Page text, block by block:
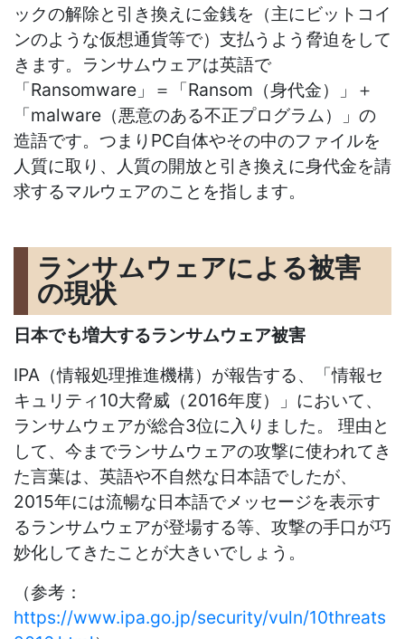
ックの解除と引き換えに金銭を（主にビットコイ
ンのような仮想通貨等で）支払うよう脅迫をして
きます。ランサムウェアは英語で
「Ransomware」＝「Ransom（身代金）」＋
「malware（悪意のある不正プログラム）」の
造語です。つまりPC自体やその中のファイルを
人質に取り、人質の開放と引き換えに身代金を請
求するマルウェアのことを指します。
ランサムウェアによる被害
の現状
日本でも増大するランサムウェア被害
IPA（情報処理推進機構）が報告する、「情報セ
キュリティ10大脅威（2016年度）」において、
ランサムウェアが総合3位に入りました。 理由と
して、今までランサムウェアの攻撃に使われてき
た言葉は、英語や不自然な日本語でしたが、
2015年には流暢な日本語でメッセージを表示す
るランサムウェアが登場する等、攻撃の手口が巧
妙化してきたことが大きいでしょう。
（参考：
https://www.ipa.go.jp/security/vuln/10threats